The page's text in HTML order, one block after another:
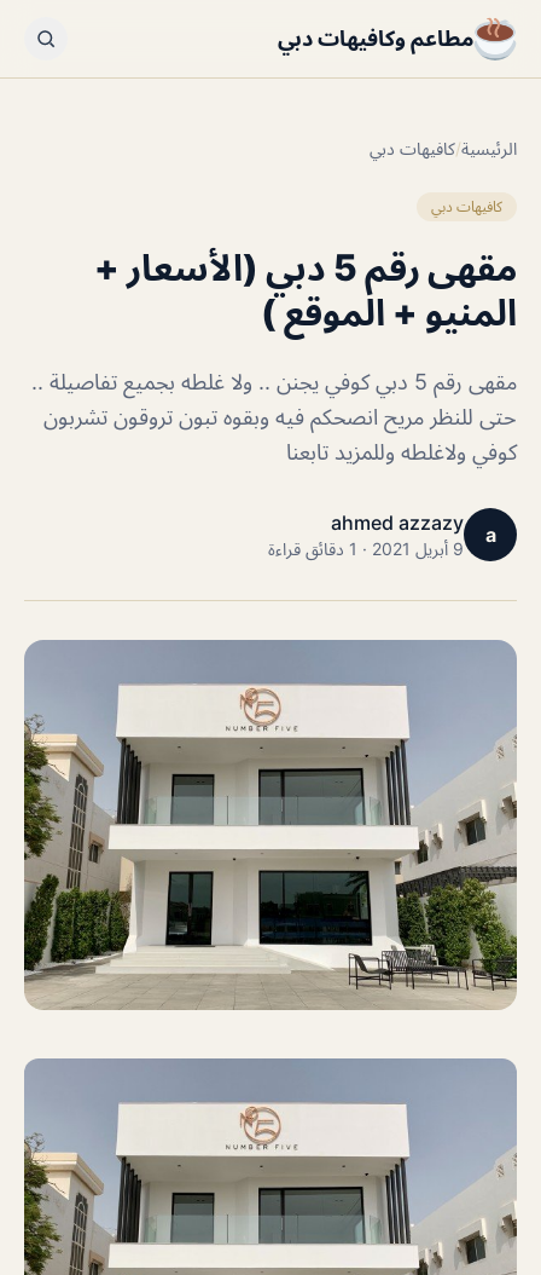
مطاعم وكافيهات دبي
الرئيسية/كافيهات دبي
كافيهات دبي
مقهى رقم 5 دبي (الأسعار +
المنيو + الموقع )
مقهى رقم 5 دبي كوفي يجنن .. ولا غلطه بجميع تفاصيلة ..
حتى للنظر مريح انصحكم فيه وبقوه تبون تروقون تشربون
كوفي ولاغلطه وللمزيد تابعنا
a
ahmed azzazy
9 أبريل 2021 · 1 دقائق قراءة